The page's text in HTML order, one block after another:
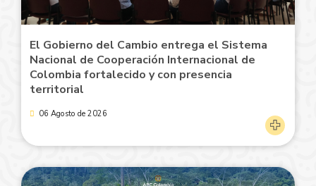
El Gobierno del Cambio entrega el Sistema
Nacional de Cooperación Internacional de
Colombia fortalecido y con presencia
territorial
06 Agosto de 2026